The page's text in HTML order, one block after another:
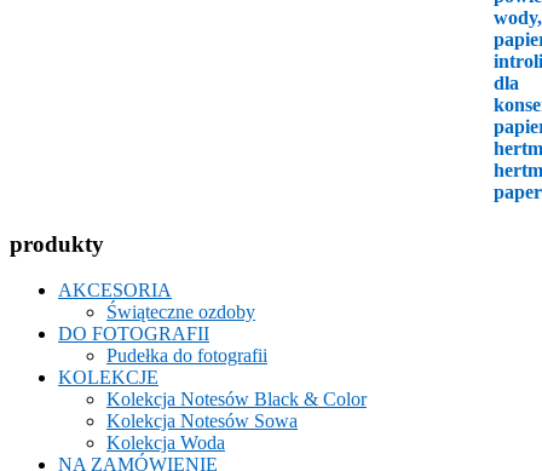
produkty
AKCESORIA
Świąteczne ozdoby
DO FOTOGRAFII
Pudełka do fotografii
KOLEKCJE
Kolekcja Notesów Black & Color
Kolekcja Notesów Sowa
Kolekcja Woda
NA ZAMÓWIENIE